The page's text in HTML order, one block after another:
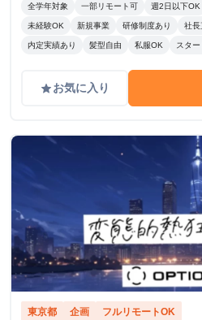
全学年対象 一部リモート可 週2日以下OK
未経験OK 新規事業 研修制度あり 社長
内定実績あり 髪型自由 私服OK スタ
gradeお気に入り
東京都 企画 フルリモートOK